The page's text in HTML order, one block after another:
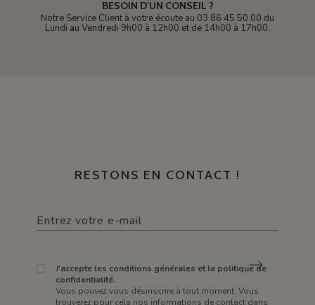
BESOIN D'UN CONSEIL ?
Notre Service Client à votre écoute au 03 86 45 50 00 du
Lundi au Vendredi 9h00 à 12h00 et de 14h00 à 17h00.
RESTONS EN CONTACT !
J'accepte les conditions générales et la politique de
confidentialité.
Vous pouvez vous désinscrire à tout moment. Vous
trouverez pour cela nos informations de contact dans